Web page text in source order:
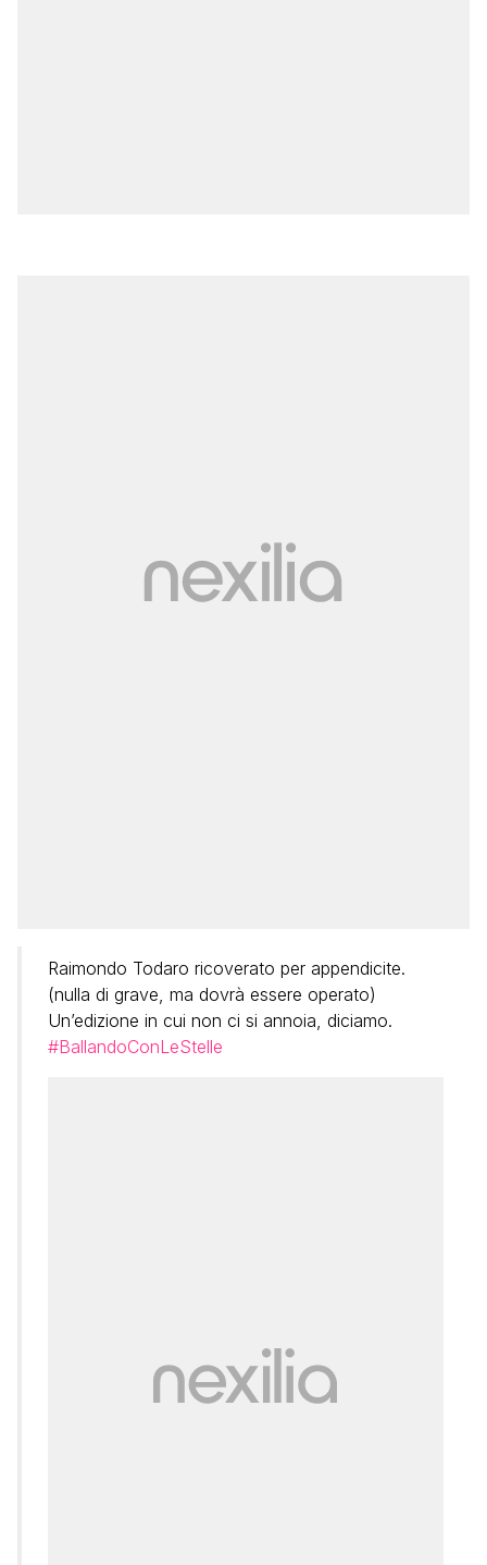
Raimondo Todaro ricoverato per appendicite.
(nulla di grave, ma dovrà essere operato)
Un’edizione in cui non ci si annoia, diciamo.
#BallandoConLeStelle